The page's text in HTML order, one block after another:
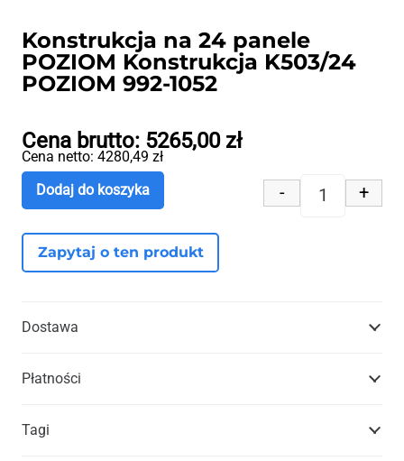
Konstrukcja na 24 panele
POZIOM Konstrukcja K503/24
POZIOM 992-1052
Cena brutto: 5265,00 zł
Cena netto: 4280,49 zł
ilość
- +
Dodaj do koszyka
Zapytaj o ten produkt
Dostawa
Płatności
Tagi